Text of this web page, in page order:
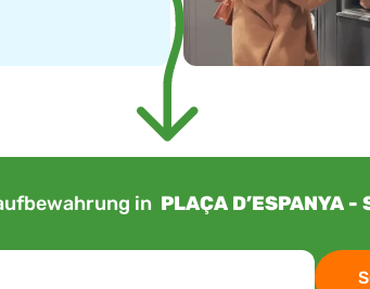
in PLAÇA D’ESPANYA -